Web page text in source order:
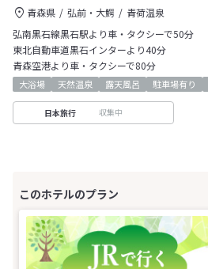
青森県 弘前・大鰐
青荷温泉
弘南黒石線黒石駅より車・タクシーで50分
東北自動車道黒石インターより40分
青森空港より車・タクシーで80分
大浴場 天然温泉 露天風呂 駐車場有り
日本旅行 収集中